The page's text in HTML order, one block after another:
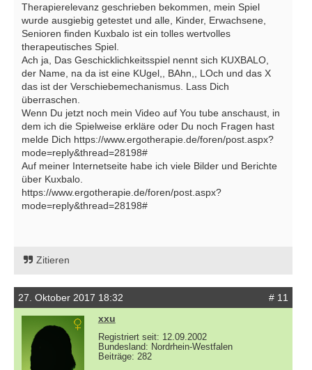
Therapierelevanz geschrieben bekommen, mein Spiel
wurde ausgiebig getestet und alle, Kinder, Erwachsene,
Senioren finden Kuxbalo ist ein tolles wertvolles
therapeutisches Spiel.
Ach ja, Das Geschicklichkeitsspiel nennt sich KUXBALO,
der Name, na da ist eine KUgel,, BAhn,, LOch und das X
das ist der Verschiebemechanismus. Lass Dich
überraschen.
Wenn Du jetzt noch mein Video auf You tube anschaust, in
dem ich die Spielweise erkläre oder Du noch Fragen hast
melde Dich https://www.ergotherapie.de/foren/post.aspx?
mode=reply&thread=28198#
Auf meiner Internetseite habe ich viele Bilder und Berichte
über Kuxbalo.
https://www.ergotherapie.de/foren/post.aspx?
mode=reply&thread=28198#
Zitieren
27. Oktober 2017 18:32
# 11
xxu
Registriert seit: 12.09.2002
Bundesland: Nordrhein-Westfalen
Beiträge: 282